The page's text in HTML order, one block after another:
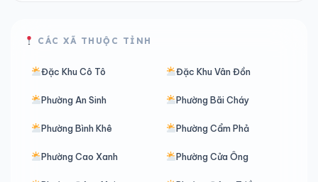
CÁC XÃ THUỘC TỈNH
Đặc Khu Cô Tô Đặc Khu Vân Đồn
Phường An Sinh Phường Bãi Cháy
Phường Bình Khê Phường Cẩm Phả
Phường Cao Xanh Phường Cửa Ông